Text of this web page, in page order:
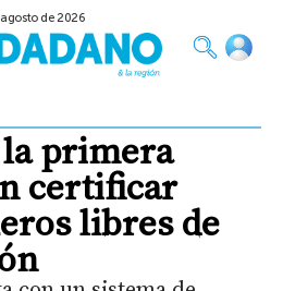
de 2026
la primera
certificar
libres de